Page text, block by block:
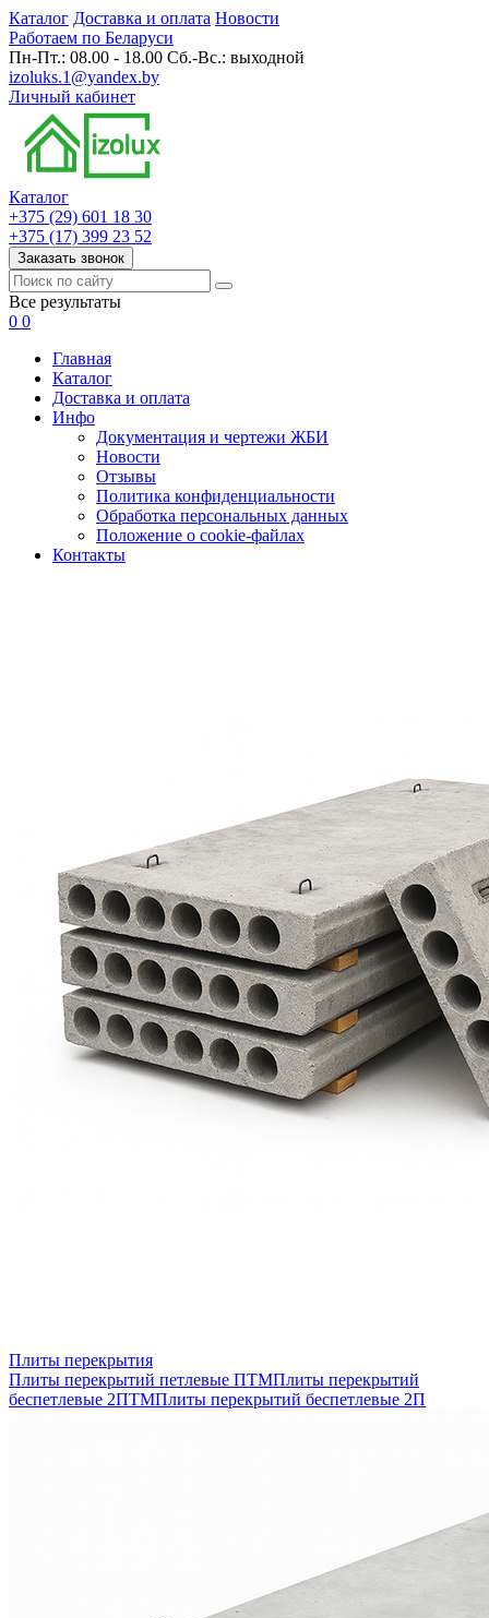
Каталог Доставка и оплата Новости
Работаем по Беларуси
Пн-Пт.: 08.00 - 18.00 Сб.-Вс.: выходной
izoluks.1@yandex.by
Личный кабинет
Каталог
+375 (29) 601 18 30
+375 (17) 399 23 52
Заказать звонок
Все результаты
0 0
Главная
Каталог
Доставка и оплата
Инфо
Документация и чертежи ЖБИ
Новости
Отзывы
Политика конфиденциальности
Обработка персональных данных
Положение о cookie-файлах
Контакты
Плиты перекрытия
Плиты перекрытий петлевые ПТМПлиты перекрытий
беспетлевые 2ПТМПлиты перекрытий беспетлевые 2П